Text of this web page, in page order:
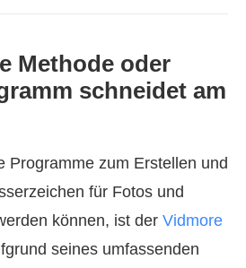
Methode oder
schneidet am
Programme zum Erstellen und
für Fotos und
können, ist der Vidmore
seines umfassenden